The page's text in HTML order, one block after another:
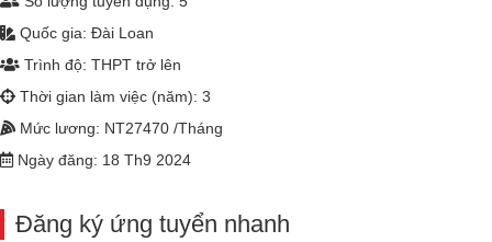
Quốc gia: Đài Loan
Trình độ: THPT trở lên
Thời gian làm việc (năm): 3
Mức lương: NT27470 /Tháng
Ngày đăng: 18 Th9 2024
Đăng ký ứng tuyển nhanh